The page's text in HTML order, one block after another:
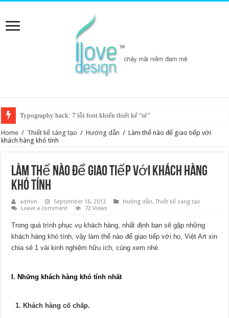
Typography hack: 7 lỗi font khiến thiết kế “rẻ”
Home / Thiết kế sáng tạo / Hướng dẫn / Làm thế nào để giao tiếp với
khách hàng khó tính
Làm thế nào để giao tiếp với khách hàng
khó tính
admin September 16, 2013 Hướng dẫn,Thiết kế sáng tạo
Leave a comment
72 Views
Trong quá trình phục vụ khách hàng, nhất định bạn sẽ gặp những
khách hàng khó tính, vậy làm thế nào để giao tiếp với họ, Việt Art xin
chia sẻ 1 vài kinh nghiệm hữu ích, cùng xem nhé.
I. Những khách hàng khó tính nhất
1. Khách hàng cố chấp.